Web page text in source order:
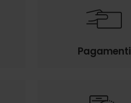
Pagamenti